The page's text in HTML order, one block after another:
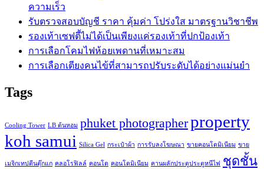
ความเร็ว
รับตรวจสอบบัญชี ราคา คุ้มค่า โปร่งใส มาตรฐานวิชาชีพ
รองเท้าเซฟตี้ไม่ได้เป็นเพียงแค่รองเท้าที่ปกป้องเท้า
การเลือกโคมไฟห้อยเพดานที่เหมาะสม
การเลือกเตียงคนไข้ที่สามารถปรับระดับได้อย่างแม่นยำ
Tags
Cooling Tower LB ต้นหอม phuket photographerproperty
koh samui Silica Gel กระเป๋าผ้า การรับลงโฆษณา ขายคอนโดมิเนียม ขาย
เมจิกเทปตีนตุ๊กแก คลอโรฟิลล์ คอนโด คอนโดมิเนียม คานผลักประตูประตูหนีไฟ
ชุดชั้น